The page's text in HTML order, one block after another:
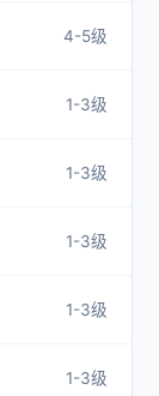
4-5级
1-3级
1-3级
1-3级
1-3级
1-3级